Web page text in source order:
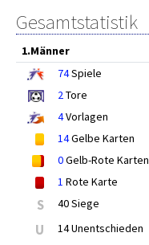
Gesamtstatistik
1.Männer
74Spiele
2Tore
4Vorlagen
14Gelbe Karten
0Gelb-Rote Karten
1 Rote Karte
S 40 Siege
U 14 Unentschieden